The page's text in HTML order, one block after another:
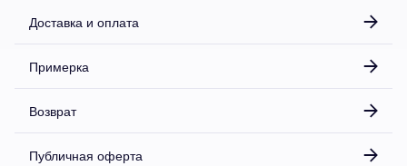
Доставка и оплата
Примерка
Возврат
Публичная оферта